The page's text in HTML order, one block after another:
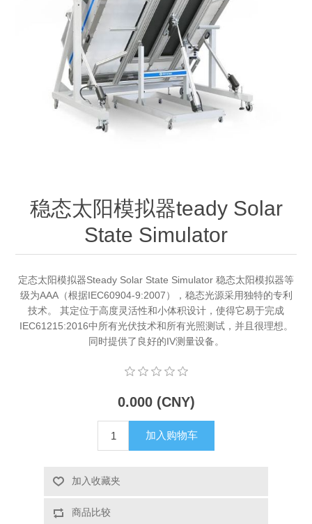
OCT 光源单元
OCT干涉仪单元
OCT扫描系统
椭偏仪（Ellipsometer）
离线 IV 测试仪
光能评价设备
化学气相沉积设备
湿法设备
立式炉管设备
外延设备
光电直读光谱仪
GD-MS / ICP-MS
X射线晶体定向仪
光电类核心器件
半导体设备用光源
Holoeye空间光调制器
耗材售后/维修/校准
ECV配件
标准样品（光伏）
激光尘埃粒子计数器
薄层电阻量测系统
太阳模拟器
稳态太阳模拟器teady Solar
State Simulator
定态太阳模拟器Steady Solar State Simulator 稳态太阳模拟器等
级为AAA（根据IEC60904-9:2007），稳态光源采用独特的专利
技术。 其定位于高度灵活性和小体积设计，使得它易于完成
IEC61215:2016中所有光伏技术和所有光照测试，并且很理想。
同时提供了良好的IV测量设备。
0.000 (CNY)
加入购物车
加入收藏夹
商品比较